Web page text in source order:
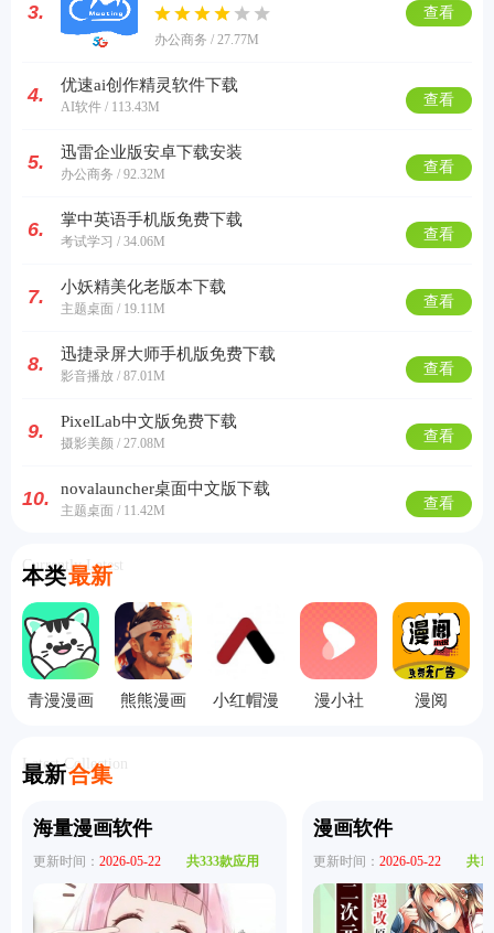
3.
办公商务 / 27.77M
查看
4. 优速ai创作精灵软件下载
AI软件 / 113.43M 查看
5. 迅雷企业版安卓下载安装
办公商务 / 92.32M 查看
6. 掌中英语手机版免费下载
考试学习 / 34.06M 查看
7. 小妖精美化老版本下载
主题桌面 / 19.11M 查看
8. 迅捷录屏大师手机版免费下载
影音播放 / 87.01M 查看
9. PixelLab中文版免费下载
摄影美颜 / 27.08M 查看
10. novalauncher桌面中文版下载
主题桌面 / 11.42M 查看
本类最新
Currently Latest
青漫漫画
熊熊漫画
小红帽漫
漫小社 漫阅
最新合集
Latest Collection
海量漫画软件
更新时间： 2026-05-22 共333款应用
漫画软件
更新时间： 2026-05-22 共